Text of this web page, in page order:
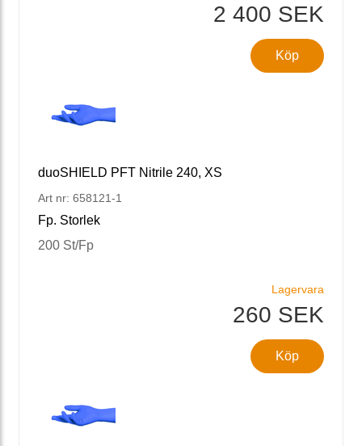
2 400 SEK
Köp
duoSHIELD PFT Nitrile 240, XS
Art nr: 658121-1
Fp. Storlek
200 St/Fp
Lagervara
260 SEK
Köp